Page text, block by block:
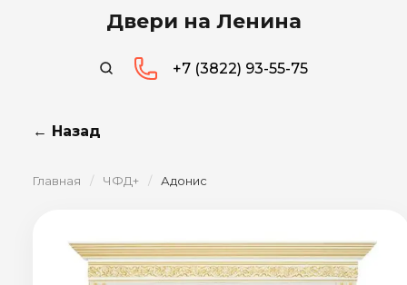
Двери на Ленина
+7 (3822) 93-55-75
← Назад
Главная / ЧФД+ / Адонис